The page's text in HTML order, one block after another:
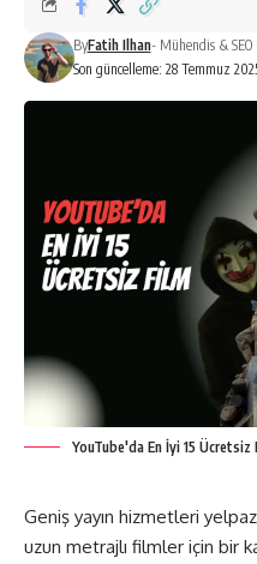
Son güncelleme: 28 Temmuz
ByFatih Ilhan- Mühendis & SEO
YouTube'da En İyi 15
Geniş yayın hizmetleri
uzun metrajlı filmler için bir